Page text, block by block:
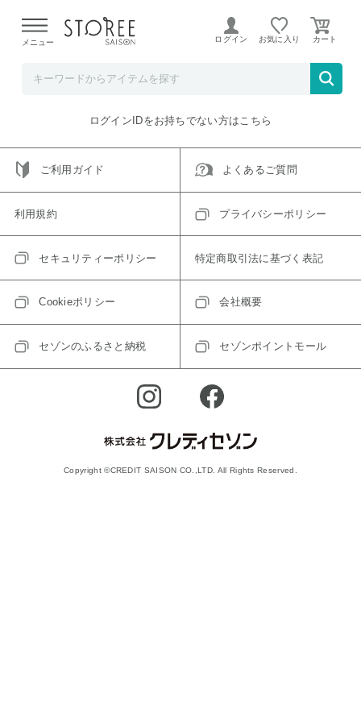
よる配送遅延が発生しております。
メニュー ログイン お気に入り
ご指定のアイテムは取り扱い終了、またはただいま取り扱い
トップへ戻る
ログインIDをお持ちでない方はこちら
ご利用ガイド よくあるご質問
利用規約 プライバシーポリシー
セキュリティーポリシー 特定商取引法に基づく表記
Cookieポリシー 会社概要
セゾンのふるさと納税 セゾンポイントモール
Copyright ©CREDIT SAISON CO.,LTD. All Rights Reserved.